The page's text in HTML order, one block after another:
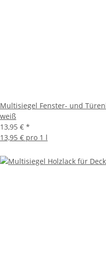
Multisiegel Fenster- und
weiß
13,95 € *
13,95 € pro 1 l